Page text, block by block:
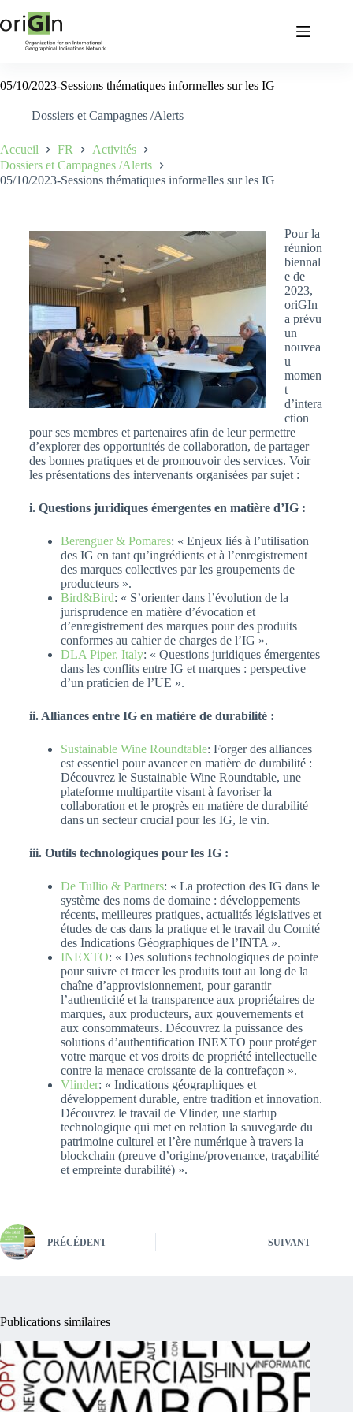
05/10/2023-Sessions thématiques informelles sur les IG
Dossiers et Campagnes /Alerts
Accueil FR
Activités
Dossiers et Campagnes /Alerts
05/10/2023-Sessions thématiques informelles sur les IG
Pour la
réunion
biennal
e de
2023,
oriGIn
a prévu
un
nouvea
u
momen
t
d’intera
ction
pour ses membres et partenaires afin de leur permettre
d’explorer des opportunités de collaboration, de partager
des bonnes pratiques et de promouvoir des services. Voir
les présentations des intervenants organisées par sujet :
i. Questions juridiques émergentes en matière d’IG :
Berenguer & Pomares: « Enjeux liés à l’utilisation
des IG en tant qu’ingrédients et à l’enregistrement
des marques collectives par les groupements de
producteurs ».
Bird&Bird: « S’orienter dans l’évolution de la
jurisprudence en matière d’évocation et
d’enregistrement des marques pour des produits
conformes au cahier de charges de l’IG ».
DLA Piper, Italy: « Questions juridiques émergentes
dans les conflits entre IG et marques : perspective
d’un praticien de l’UE ».
ii. Alliances entre IG en matière de durabilité :
Sustainable Wine Roundtable: Forger des alliances
est essentiel pour avancer en matière de durabilité :
Découvrez le Sustainable Wine Roundtable, une
plateforme multipartite visant à favoriser la
collaboration et le progrès en matière de durabilité
dans un secteur crucial pour les IG, le vin.
iii. Outils technologiques pour les IG :
De Tullio & Partners: « La protection des IG dans le
système des noms de domaine : développements
récents, meilleures pratiques, actualités législatives et
études de cas dans la pratique et le travail du Comité
des Indications Géographiques de l’INTA ».
INEXTO: « Des solutions technologiques de pointe
pour suivre et tracer les produits tout au long de la
chaîne d’approvisionnement, pour garantir
l’authenticité et la transparence aux propriétaires de
marques, aux producteurs, aux gouvernements et
aux consommateurs. Découvrez la puissance des
solutions d’authentification INEXTO pour protéger
votre marque et vos droits de propriété intellectuelle
contre la menace croissante de la contrefaçon ».
Vlinder: « Indications géographiques et
développement durable, entre tradition et innovation.
Découvrez le travail de Vlinder, une startup
technologique qui met en relation la sauvegarde du
patrimoine culturel et l’ère numérique à travers la
blockchain (preuve d’origine/provenance, traçabilité
et empreinte durabilité) ».
PRÉCÉDENT SUIVANT
Publications similaires